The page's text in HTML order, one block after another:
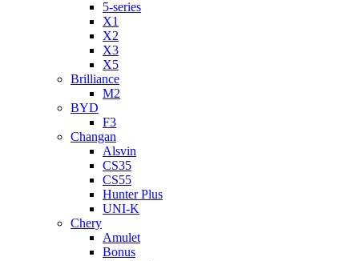
5-series
X1
X2
X3
X5
Brilliance
M2
BYD
F3
Changan
Alsvin
CS35
CS55
Hunter Plus
UNI-K
Chery
Amulet
Bonus